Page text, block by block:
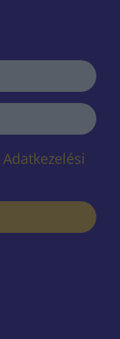
Adatkezelési